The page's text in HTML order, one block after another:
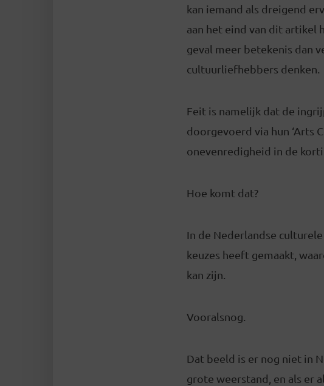
kan iemand als dreigend
aan het eind van dit artikel
geval meer betekenis dan
cultuurliefhebbers denken.
Feit is namelijk dat de
doorgevoerd via hun ‘Arts
onevenredigheid in de
Hoe komt dat?
In de Nederlandse
keuzes heeft gemaakt,
kan zijn.
Vooralsnog.
Dat beeld is er nog niet in
grote weerstand, en als er